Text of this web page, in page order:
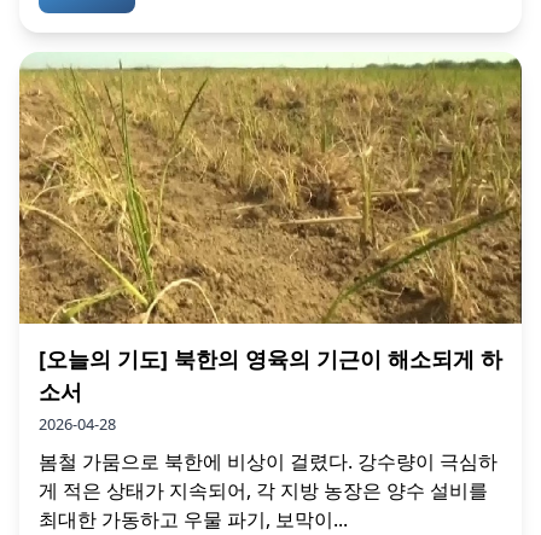
[오늘의 기도] 북한의 영육의 기근이 해소되게 하
소서
2026-04-28
봄철 가뭄으로 북한에 비상이 걸렸다. 강수량이 극심하
게 적은 상태가 지속되어, 각 지방 농장은 양수 설비를
최대한 가동하고 우물 파기, 보막이...